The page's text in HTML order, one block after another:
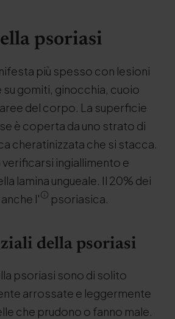
psoriasi
più spesso con lesioni
su gomiti, ginocchia, cuoio
del corpo. La superficie
è coperta da uno strato di
cheratinizzata che si stacca.
ingiallimento e
lamina ungueale. Il 20% dei
l'
psoriasica.
della psoriasi
psoriasi sono di solito
arrossate e leggermente
che prudono o fanno male.